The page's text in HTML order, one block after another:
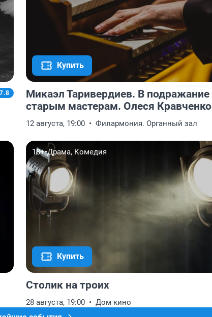
7.8
Купить
Микаэл Таривердиев. В подражание
старым мастерам. Олеся Кравченко
12 августа, 19:00 Филармония. Органный зал
18+•Драма, Комедия
Купить
Столик на троих
28 августа, 19:00 Дом кино